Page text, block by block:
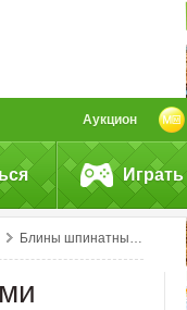
Аукцион
Играть
Блины шпинатные с креветками